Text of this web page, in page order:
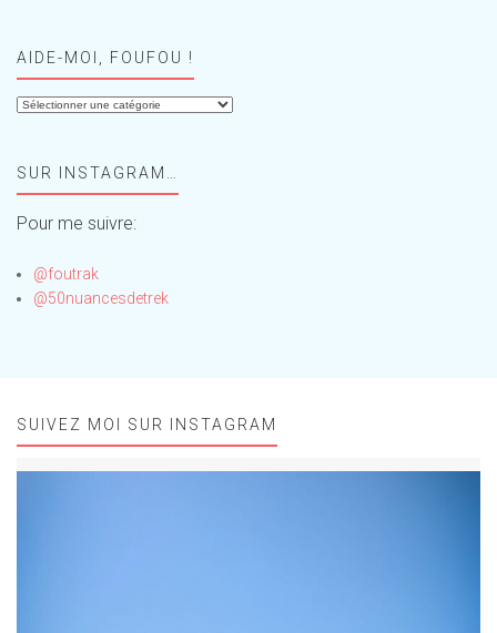
AIDE-MOI, FOUFOU !
Aide-
!SUR INSTAGRAM…
Pour me suivre:
@foutrak
@50nuancesdetrek
SUIVEZ MOI SUR INSTAGRAM